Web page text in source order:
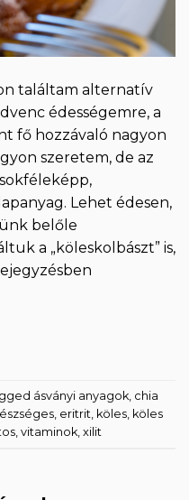
találtam alternatív
édességemre, a
fő hozzávaló nagyon
szeretem, de az
Lehet édesen,
belőle
a „köleskolbászt” is,
ásványi anyagok chia
eritrit köles köles
vitaminok xilit